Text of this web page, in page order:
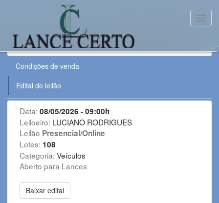
Leilão:080526VE
Condições de venda
Edital de leilão
Data: 08/05/2026 - 09:00h
Leiloeiro: LUCIANO RODRIGUES
Leilão Presencial/Online
Lotes: 108
Categoria: Veículos
Aberto para Lances
Baixar edital